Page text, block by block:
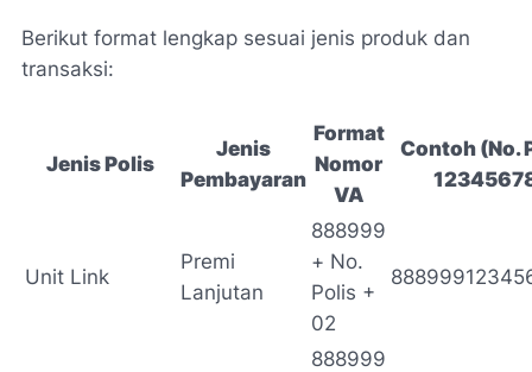
Berikut format lengkap sesuai jenis produk dan
transaksi:
Jenis Polis
Jenis
Pembayaran
Format
Nomor
VA
Contoh (No.
Unit Link
Premi
Lanjutan
888999
+ No.
Polis +
02
888999